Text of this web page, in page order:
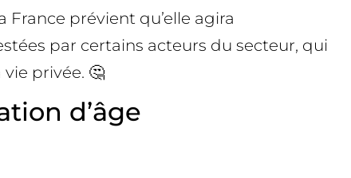
France prévient qu’elle agira
par certains acteurs du secteur, qui
privée. 🤔
d’âge